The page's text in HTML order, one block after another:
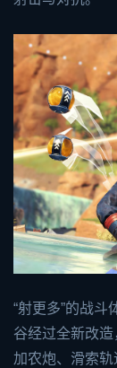
“射更多”的战
谷经过全新改造
加农炮、滑索